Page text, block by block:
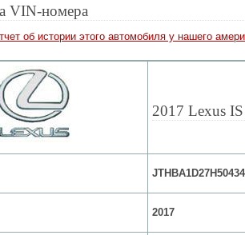
VIN-номера
об истории этого автомобиля у нашего
2017 Lexus IS
2017